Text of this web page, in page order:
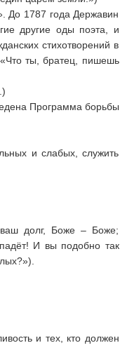
До 1787 года Державин
другие оды поэта, и
стихотворений в
«Что ты, братец, пишешь
Программа борьбы
и слабых, служить
долг, Боже – Боже;
И вы подобно так
и тех, кто должен